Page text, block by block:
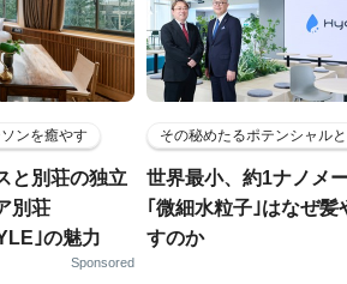
ンを癒やす
と別荘の独立
別荘
｣の魅力
Sponsored
その秘めたるポテンシャル
世界最小、約1ナノメ
｢微細水粒子｣はなぜ髪
すのか